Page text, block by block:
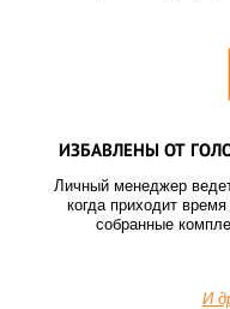
ИЗБАВЛЕНЫ ОТ
Личный менеджер
когда приходит
собранные
И